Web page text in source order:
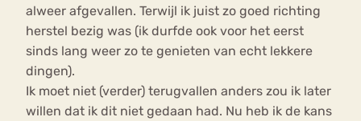
alweer afgevallen. Terwijl ik juist zo goed richting
herstel bezig was (ik durfde ook voor het eerst
sinds lang weer zo te genieten van echt lekkere
dingen).
Ik moet niet (verder) terugvallen anders zou ik later
willen dat ik dit niet gedaan had. Nu heb ik de kans